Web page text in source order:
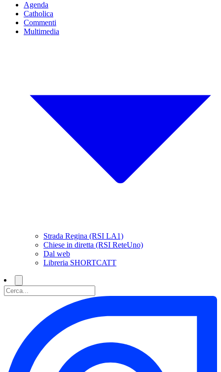
Agenda
Catholica
Commenti
Multimedia
Strada Regina (RSI LA1)
Chiese in diretta (RSI ReteUno)
Dal web
Libreria SHORTCATT